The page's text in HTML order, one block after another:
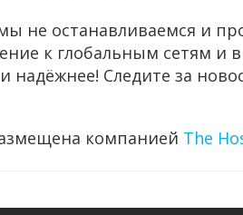
не останавливаемся и
к глобальным сетям и
надёжнее! Следите за
компанией The